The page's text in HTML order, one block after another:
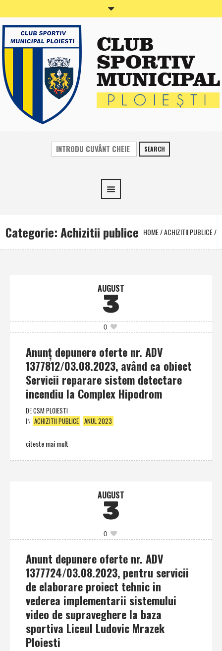
SEARCH
Categorie: Achizitii publice HOME/ACHIZITII PUBLICE/
AUGUST
3
0
Anunț depunere oferte nr. ADV
1377812/03.08.2023, având ca obiect
Servicii reparare sistem detectare
incendiu la Complex Hipodrom
DECSM PLOIESTI
IN ACHIZITII PUBLICE ANUL 2023
citeste mai mult
AUGUST
3
0
Anunt depunere oferte nr. ADV
1377724/03.08.2023, pentru servicii
de elaborare proiect tehnic in
vederea implementarii sistemului
video de supraveghere la baza
sportiva Liceul Ludovic Mrazek
Ploiesti